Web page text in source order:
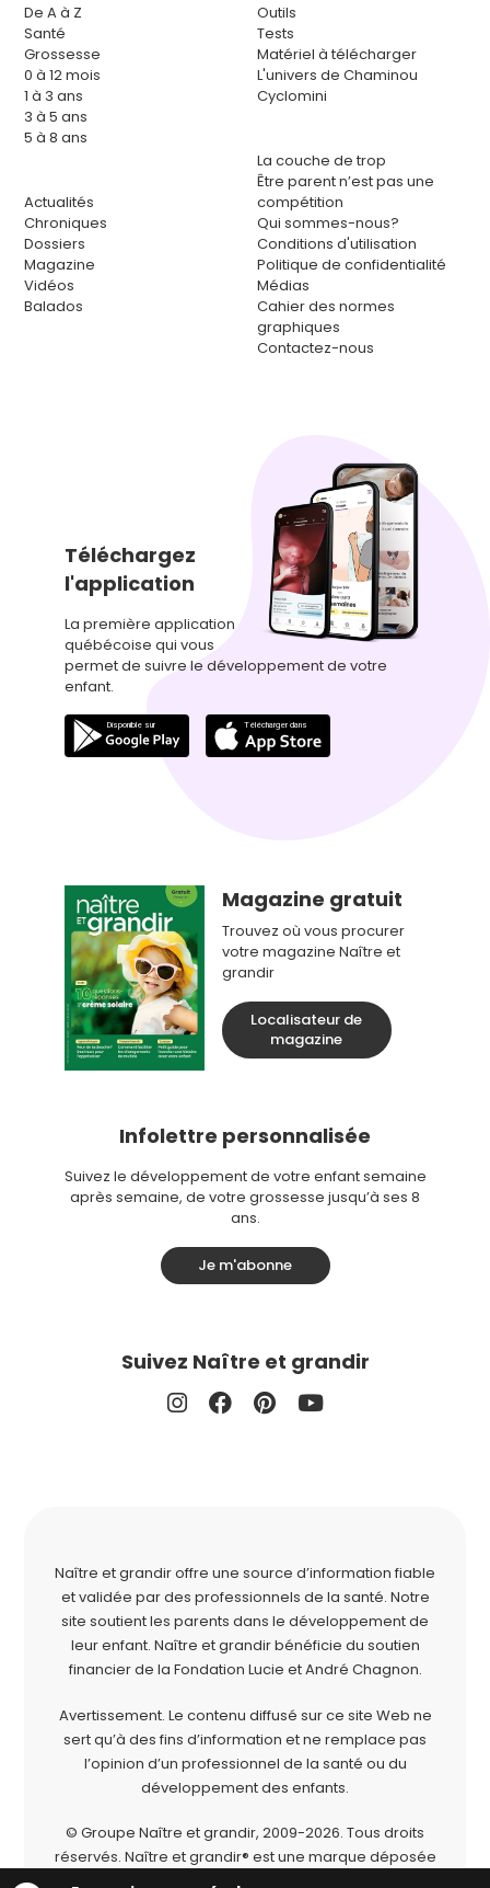
De A à Z
Santé
Grossesse
0 à 12 mois
1 à 3 ans
3 à 5 ans
5 à 8 ans
Actualités
Chroniques
Dossiers
Magazine
Vidéos
Balados
Outils
Tests
Matériel à télécharger
L'univers de Chaminou
Cyclomini
La couche de trop
Être parent n’est pas une
compétition
Qui sommes-nous?
Conditions d'utilisation
Politique de confidentialité
Médias
Cahier des normes
graphiques
Contactez-nous
Téléchargez
l'application
La première application
québécoise qui vous
permet de suivre le développement de votre
enfant.
Magazine gratuit
Trouvez où vous procurer
votre magazine Naître et
grandir
Localisateur de
magazine
Infolettre personnalisée
Suivez le développement de votre enfant semaine
après semaine, de votre grossesse jusqu’à ses 8
ans.
Je m'abonne
Suivez Naître et grandir
Naître et grandir offre une source d’information fiable
et validée par des professionnels de la santé. Notre
site soutient les parents dans le développement de
leur enfant. Naître et grandir bénéficie du soutien
financier de la Fondation Lucie et André Chagnon.
Avertissement. Le contenu diffusé sur ce site Web ne
sert qu’à des fins d’information et ne remplace pas
l’opinion d’un professionnel de la santé ou du
développement des enfants.
© Groupe Naître et grandir, 2009-2026. Tous droits
réservés. Naître et grandir® est une marque déposée
du Groupe Naître et grandir.